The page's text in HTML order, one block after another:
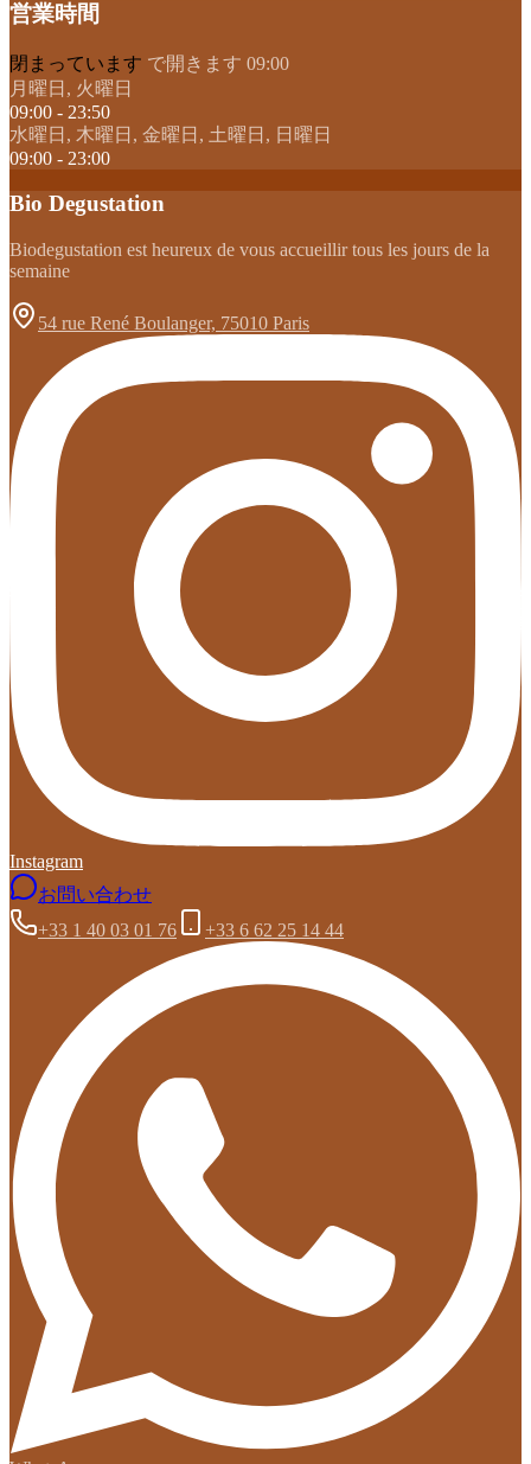
営業時間
閉まっています で開きます 09:00
月曜日, 火曜日
09:00 - 23:50
水曜日, 木曜日, 金曜日, 土曜日, 日曜日
09:00 - 23:00
Bio Degustation
Biodegustation est heureux de vous accueillir tous les jours de la
semaine
54 rue René Boulanger, 75010 Paris
Instagram
お問い合わせ
+33 1 40 03 01 76
+33 6 62 25 14 44